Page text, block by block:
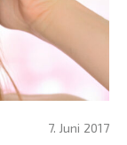
7. Juni 2017